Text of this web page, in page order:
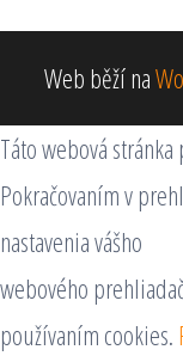
Web běží na
Táto webová
Pokračovaním v
nastavenia vášho
webového
používaním cookies.